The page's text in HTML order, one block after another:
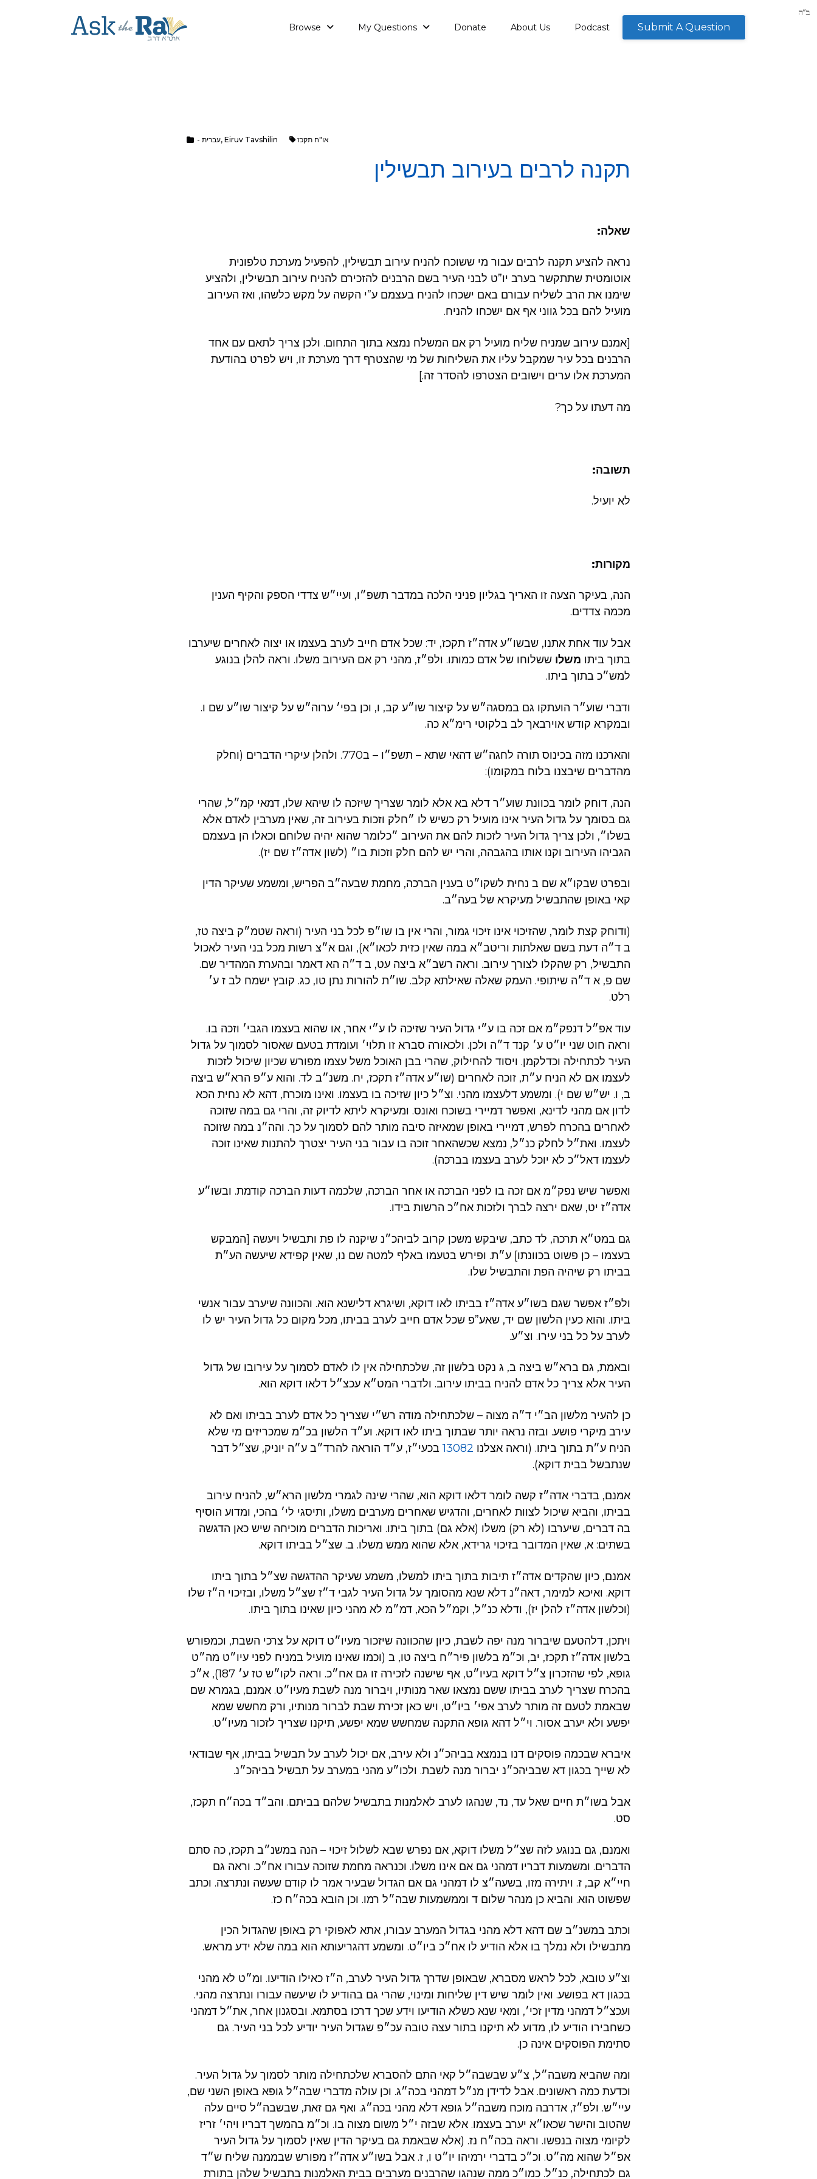
Browse My Questions Donate About Us Podcast Submit A Question
- עברית, Eiruv Tavshilin או"ח תקכז
תקנה לרבים בעירוב תבשילין
שאלה:
נראה להציע תקנה לרבים עבור מי ששוכח להניח עירוב תבשילין, להפעיל מערכת טלפונית
אוטומטית שתתקשר בערב יו”ט לבני העיר בשם הרבנים להזכירם להניח עירוב תבשילין, ולהציע
שימנו את הרב לשליח עבורם באם ישכחו להניח בעצמם ע”י הקשה על מקש כלשהו, ואז העירוב
מועיל להם בכל גווני אף אם ישכחו להניח.
[אמנם עירוב שמניח שליח מועיל רק אם המשלח נמצא בתוך התחום. ולכן צריך לתאם עם אחד
הרבנים בכל עיר שמקבל עליו את השליחות של מי שהצטרף דרך מערכת זו, ויש לפרט בהודעת
המערכת אלו ערים וישובים הצטרפו להסדר זה.]
מה דעתו על כך?
תשובה:
לא יועיל.
מקורות:
הנה, בעיקר הצעה זו האריך בגליון פניני הלכה במדבר תשפ״ו, ועיי״ש צדדי הספק והקיף הענין
מכמה צדדים.
אבל עוד אחת אתנו, שבשו״ע אדה״ז תקכז, יד: שכל אדם חייב לערב בעצמו או יצוה לאחרים שיערבו
בתוך ביתו משלו ששלוחו של אדם כמותו. ולפ״ז, מהני רק אם העירוב משלו. וראה להלן בנוגע
למש״כ בתוך ביתו.
ודברי שוע״ר הועתקו גם במסגה״ש על קיצור שו״ע קב, ו, וכן בפי׳ ערוה״ש על קיצור שו״ע שם ו.
ובמקרא קודש אוירבאך לב בלקוטי רימ״א כה.
והארכנו מזה בכינוס תורה לחגה״ש דהאי שתא – תשפ״ו – ב770. ולהלן עיקרי הדברים (וחלק
מהדברים שיבצנו בלוח במקומו):
הנה, דוחק לומר בכוונת שוע״ר דלא בא אלא לומר שצריך שיזכה לו שיהא שלו, דמאי קמ״ל, שהרי
גם בסומך על גדול העיר אינו מועיל רק כשיש לו ״חלק וזכות בעירוב זה, שאין מערבין לאדם אלא
בשלו״, ולכן צריך גדול העיר לזכות להם את העירוב ״כלומר שהוא יהיה שלוחם וכאלו הן בעצמם
הגביהו העירוב וקנו אותו בהגבהה, והרי יש להם חלק וזכות בו״ (לשון אדה״ז שם יז).
ובפרט שבקו״א שם ב נחית לשקו״ט בענין הברכה, מחמת שבעה״ב הפריש, ומשמע שעיקר הדין
קאי באופן שהתבשיל מעיקרא של בעה״ב.
(ודוחק קצת לומר, שהזיכוי אינו זיכוי גמור, והרי אין בו שו״פ לכל בני העיר (וראה שטמ״ק ביצה טז,
ב ד״ה דעת בשם שאלתות וריטב״א במה שאין כזית לכאו״א), וגם א״צ רשות מכל בני העיר לאכול
התבשיל, רק שהקלו לצורך עירוב. וראה רשב״א ביצה עט, ב ד״ה הא דאמר ובהערת המהדיר שם.
שם פ, א ד״ה שיתופי. העמק שאלה שאילתא קלב. שו״ת להורות נתן טו, כג. קובץ ישמח לב ז ע׳
רלט.
עוד אפ״ל דנפק״מ אם זכה בו ע״י גדול העיר שזיכה לו ע״י אחר, או שהוא בעצמו הגבי׳ וזכה בו.
וראה חוט שני יו״ט ע׳ קנד ד״ה ולכן. ולכאורה סברא זו תלוי׳ ועומדת בטעם שאסור לסמוך על גדול
העיר לכתחילה וכדלקמן. ויסוד להחילוק, שהרי בבן האוכל משל עצמו מפורש שכיון שיכול לזכות
לעצמו אם לא הניח ע״ת, זוכה לאחרים (שו״ע אדה״ז תקכז, יח. משנ״ב לד. והוא ע״פ הרא״ש ביצה
ב, ו. יש״ש שם י). ומשמע דלעצמו מהני. וצ״ל כיון שזיכה בו בעצמו. ואינו מוכרח, דהא לא נחית הכא
לדון אם מהני לדינא, ואפשר דמיירי בשוכח ואונס. ומעיקרא ליתא לדיוק זה, והרי גם במה שזוכה
לאחרים בהכרח לפרש, דמיירי באופן שמאיזה סיבה מותר להם לסמוך על כך. והה״נ במה שזוכה
לעצמו. ואת״ל לחלק כנ״ל, נמצא שכשהאחר זוכה בו עבור בני העיר יצטרך להתנות שאינו זוכה
לעצמו דאל״כ לא יוכל לערב בעצמו בברכה).
ואפשר שיש נפק״מ אם זכה בו לפני הברכה או אחר הברכה, שלכמה דעות הברכה קודמת. ובשו״ע
אדה״ז יט, שאם ירצה לברך ולזכות אח״כ הרשות בידו.
גם במט״א תרכה, לד כתב, שיבקש משכן קרוב לביהכ״נ שיקנה לו פת ותבשיל ויעשה [המבקש
בעצמו – כן פשוט בכוונתו] ע״ת. ופירש בטעמו באלף למטה שם נו, שאין קפידא שיעשה הע״ת
בביתו רק שיהיה הפת והתבשיל שלו.
ולפ״ז אפשר שגם בשו״ע אדה״ז בביתו לאו דוקא, ושיגרא דלישנא הוא. והכוונה שיערב עבור אנשי
ביתו. והוא כעין הלשון שם יד, שאע”פ שכל אדם חייב לערב בביתו, מכל מקום כל גדול העיר יש לו
לערב על כל בני עירו. וצ״ע.
ובאמת, גם ברא״ש ביצה ב, ג נקט בלשון זה, שלכתחילה אין לו לאדם לסמוך על עירובו של גדול
העיר אלא צריך כל אדם להניח בביתו עירוב. ולדברי המט״א עכצ״ל דלאו דוקא הוא.
כן להעיר מלשון הב״י ד״ה מצוה – שלכתחילה מודה רש״י שצריך כל אדם לערב בביתו ואם לא
עירב מיקרי פושע. ובזה נראה יותר שבתוך ביתו לאו דוקא. וע״ד הלשון בכ״מ שמכריזים מי שלא
הניח ע״ת בתוך ביתו. (וראה אצלנו 13082בכעי״ז, ע״ד הוראה להרד״ב ע״ה יוניק, שצ״ל דבר
שנתבשל בבית דוקא).
אמנם, בדברי אדה״ז קשה לומר דלאו דוקא הוא, שהרי שינה לגמרי מלשון הרא״ש, להניח עירוב
בביתו, ‏והביא שיכול לצוות לאחרים, והדגיש שאחרים מערבים משלו, ותיסגי לי׳ בהכי, ומדוע הוסיף
בה דברים, שיערבו (לא רק) משלו (אלא גם) בתוך ביתו. ואריכות הדברים מוכיחה שיש כאן הדגשה
בשתים: א, שאין המדובר בזיכוי גרידא, אלא שהוא ממש משלו. ב. שצ״ל בביתו דוקא.
אמנם, כיון שהקדים אדה״ז תיבות בתוך ביתו למשלו, משמע שעיקר ההדגשה שצ״ל בתוך ביתו
דוקא. ואיכא למימר, דאה״נ דלא שנא מהסומך על גדול העיר לגבי ד״ז שצ״ל משלו, ובזיכוי ה״ז שלו
(וכלשון אדה״ז להלן יז), ודלא כנ״ל, וקמ״ל הכא, דמ״מ לא מהני כיון שאינו בתוך ביתו.
ויתכן, דלהטעם שיברור מנה יפה לשבת, כיון שהכוונה שיזכור מעיו״ט דוקא על צרכי השבת, וכמפורש
בלשון אדה״ז תקכז, יב, וכ״מ בלשון פיר״ח ביצה טו, ב (וכמו שאינו מועיל במניח לפני עיו״ט מה״ט
גופא, לפי שהזכרון צ״ל דוקא בעיו״ט, אף שישנה לזכירה זו גם אח״כ. וראה לקו״ש טז ע׳ 187), א״כ
בהכרח שצריך לערב בביתו ששם נמצאו שאר מנותיו, ויברור מנה לשבת מעיו״ט. אמנם, בגמרא שם
שבאמת לטעם זה מותר לערב אפי׳ ביו״ט, ויש כאן זכירת שבת לברור מנותיו, ורק מחשש שמא
יפשע ולא יערב אסור. וי״ל דהא גופא התקנה שמחשש שמא יפשע, תיקנו שצריך לזכור מעיו״ט.
איברא שבכמה פוסקים דנו בנמצא בביהכ״נ ולא עירב, אם יכול לערב על תבשיל בביתו, אף שבודאי
לא שייך בכגון דא שבביהכ״נ יברור מנה לשבת. ולכו״ע מהני במערב על תבשיל בביהכ״נ.
אבל בשו״ת חיים שאל עד, נד, שנהגו לערב לאלמנות בתבשיל שלהם בביתם. והב״ד בכה״ח תקכז,
סט.
ואמנם, גם בנוגע לזה שצ״ל משלו דוקא, אם נפרש שבא לשלול זיכוי – הנה במשנ״ב תקכז, כה סתם
הדברים. ומשמעות דבריו דמהני גם אם אינו משלו. וכנראה מחמת שזוכה עבורו אח״כ. וראה גם
חיי״א קב, ז. ויתירה מזו, בשעה״צ לו דמהני גם אם הגדול שבעיר אמר לו קודם שעשה ונתרצה. וכתב
שפשוט הוא. והביא כן מנהר שלום ד וממשמעות שבה״ל רמו. וכן הובא בכה״ח כז.
וכתב במשנ״ב שם דהא דלא מהני בגדול המערב עבורו, אתא לאפוקי רק באופן שהגדול הכין
מתבשילו ולא נמלך בו אלא הודיע לו אח״כ ביו״ט. ומשמע דהגריעותא הוא במה שלא ידע מראש.
וצ״ע טובא, לכל לראש מסברא, שבאופן שדרך גדול העיר לערב, ה״ז כאילו הודיעו. ומ״ט לא מהני
בכגון דא בפושע. ואין לומר שיש דין שליחות ומינוי, שהרי גם בהודיע לו שיעשה עבורו ונתרצה מהני.
ועכצ״ל דמהני מדין זכי׳, ומאי שנא כשלא הודיעו וידע שכך דרכו בסתמא. ובסגנון אחר, את״ל דמהני
כשחבירו הודיע לו, מדוע לא תיקנו בתור עצה טובה עכ״פ שגדול העיר יודיע לכל בני העיר. גם
סתימת הפוסקים אינה כן.
ומה שהביא משבה״ל, צ״ע שבשבה״ל קאי התם להסברא שלכתחילה מותר לסמוך על גדול העיר.
וכדעת כמה ראשונים. אבל לדידן מנ״ל דמהני בכה״ג. וכן עולה מדברי שבה״ל גופא באופן השני שם,
עיי״ש. ולפ״ז, אדרבה מוכח משבה״ל גופא דלא מהני בכה״ג. ואף גם זאת, שבשבה״ל סיים עלה
שהטוב והישר שכאו״א יערב בעצמו. אלא שבזה י״ל משום מצוה בו. וכ״מ בהמשך דבריו ויהי׳ זריז
לקיומי מצוה בנפשו. וראה בכה״ח נז. (אלא שבאמת גם בעיקר הדין שאין לסמוך על גדול העיר
אפ״ל שהוא מה״ט. וכ״כ בדברי ירמיהו יו״ט ו, ז. אבל בשו״ע אדה״ז מפורש שבממנה שליח ש״ד
גם לכתחילה, כנ״ל. כמו״כ ממה שנהגו שהרבנים מערבים בבית האלמנות בתבשיל שלהן בתורת